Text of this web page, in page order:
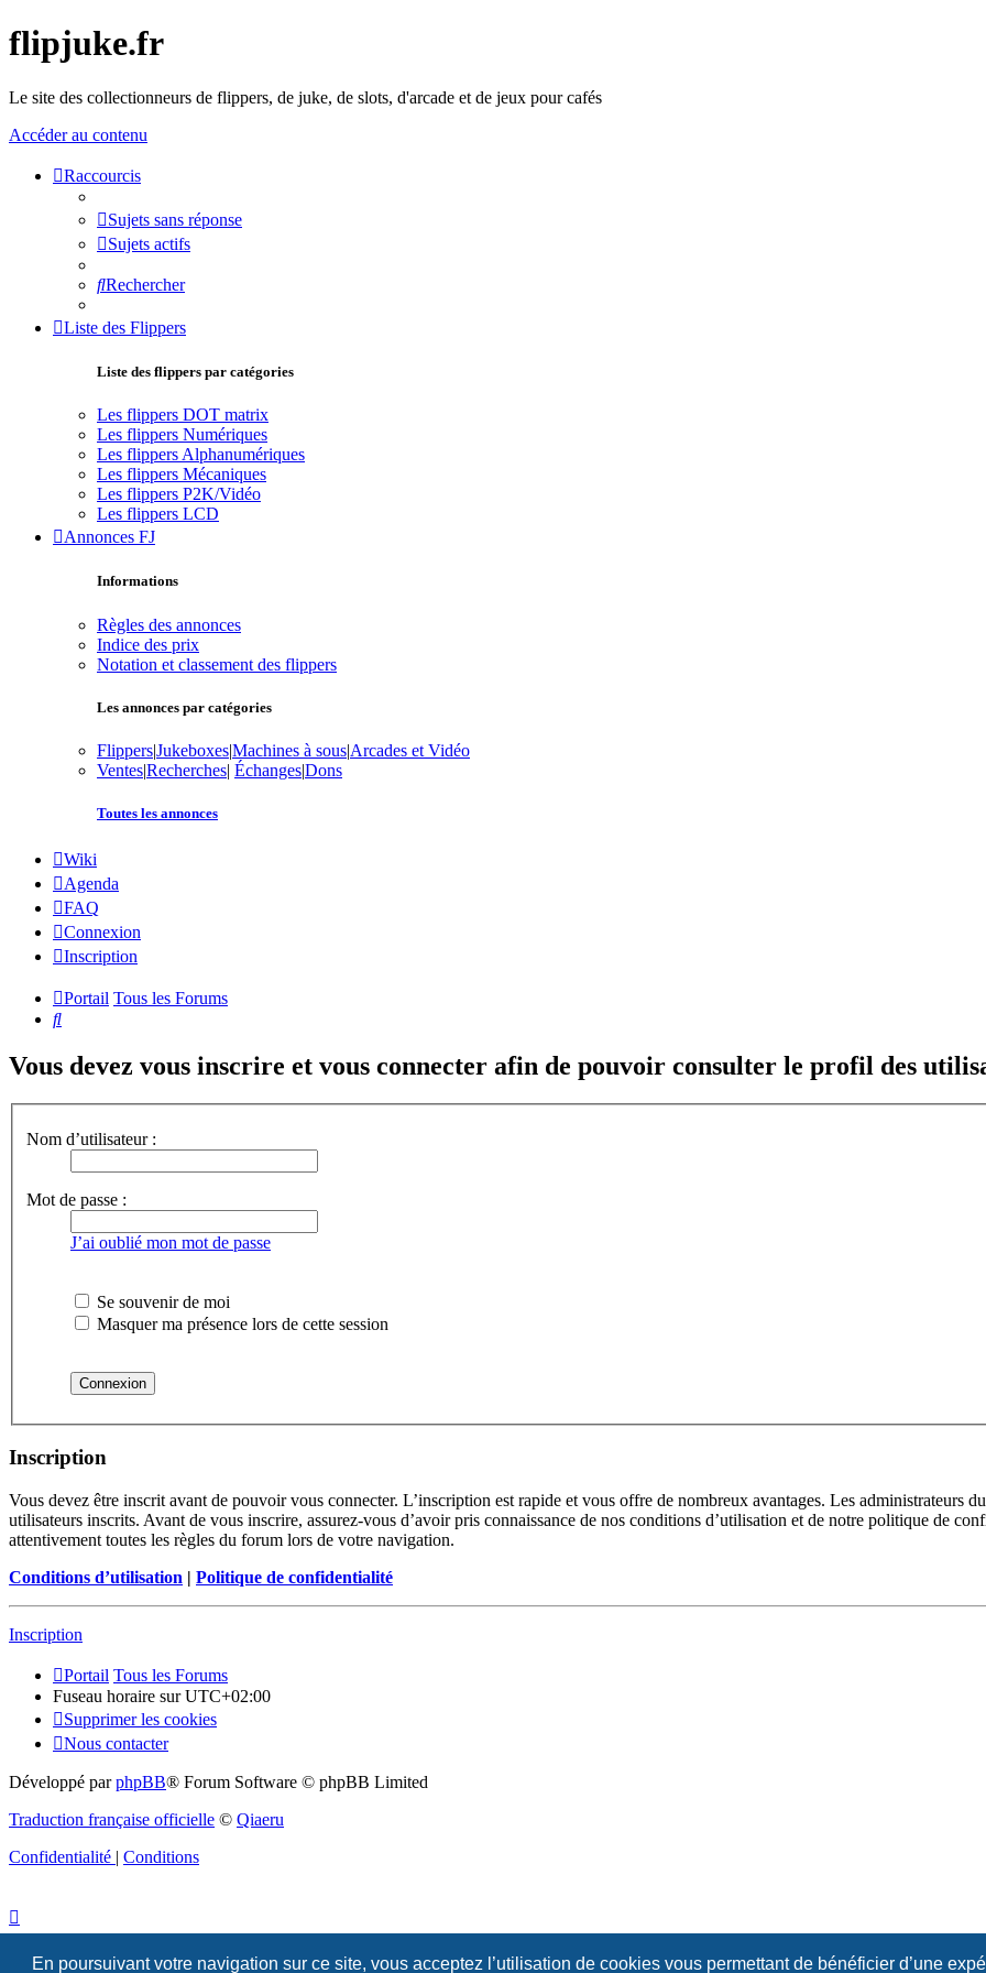
En poursuivant votre navigation sur ce site, vous acceptez l’utilisation de cookies vous permettant de bénéficier d’une
flipjuke.fr
Le site des collectionneurs de flippers, de juke, de slots, d'arcade et de jeux pour cafés
Accéder au contenu
Raccourcis
Sujets sans réponse
Sujets actifs
Rechercher
Liste des Flippers
Liste des flippers par catégories
Les flippers DOT matrix
Les flippers Numériques
Les flippers Alphanumériques
Les flippers Mécaniques
Les flippers P2K/Vidéo
Les flippers LCD
Annonces FJ
Informations
Règles des annonces
Indice des prix
Notation et classement des flippers
Les annonces par catégories
Flippers|Jukeboxes|Machines à sous|Arcades et Vidéo
Ventes|Recherches| Échanges|Dons
Toutes les annonces
Wiki
Agenda
FAQ
Connexion
Inscription
Portail Tous les Forums
Rechercher
Vous devez vous inscrire et vous connecter afin de pouvoir consulter le profil des
Nom d’utilisateur :
Mot de passe :
J’ai oublié mon mot de passe
Se souvenir de moi
Masquer ma présence lors de cette session
Inscription
Vous devez être inscrit avant de pouvoir vous connecter. L’inscription est rapide et vous offre de nombreux avantages. Les administrateurs
utilisateurs inscrits. Avant de vous inscrire, assurez-vous d’avoir pris connaissance de nos conditions d’utilisation et de notre politique de
attentivement toutes les règles du forum lors de votre navigation.
Conditions d’utilisation | Politique de confidentialité
Inscription
Portail Tous les Forums
Fuseau horaire surUTC+02:00
Supprimer les cookies
Nous contacter
Développé parphpBB® Forum Software © phpBB Limited
Traduction française officielle © Qiaeru
Confidentialité | Conditions